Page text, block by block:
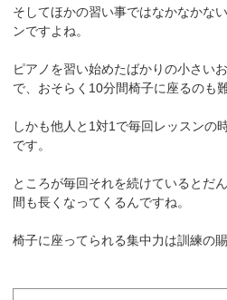
そしてほかの習い事ではなかなかな
ンですよね。
ピアノを習い始めたばかりの小さい
で、おそらく10分間椅子に座るのも
しかも他人と1対1で毎回レッスンの
です。
ところが毎回それを続けているとだ
間も長くなってくるんですね。
椅子に座ってられる集中力は訓練の